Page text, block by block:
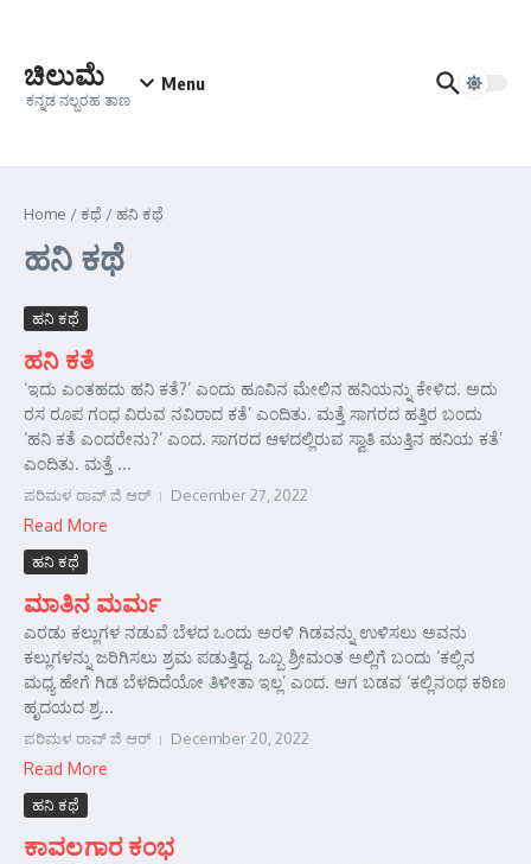
ಚಿಲುಮೆ
ಕನ್ನಡ ನಲ್ಬರಹ ತಾಣ
Menu
Home /ಕಥೆ /ಹನಿ ಕಥೆ
ಹನಿ ಕಥೆ
ಹನಿ ಕಥೆ
ಹನಿ ಕತೆ
‘ಇದು ಎಂತಹದು ಹನಿ ಕತೆ?’ ಎಂದು ಹೂವಿನ ಮೇಲಿನ ಹನಿಯನ್ನು ಕೇಳಿದ. ಅದು
ರಸ ರೂಪ ಗಂಧ ವಿರುವ ನವಿರಾದ ಕತೆ’ ಎಂದಿತು. ಮತ್ತೆ ಸಾಗರದ ಹತ್ತಿರ ಬಂದು
‘ಹನಿ ಕತೆ ಎಂದರೇನು?’ ಎಂದ. ಸಾಗರದ ಆಳದಲ್ಲಿರುವ ಸ್ವಾತಿ ಮುತ್ತಿನ ಹನಿಯ ಕತೆ’
ಎಂದಿತು. ಮತ್ತೆ ...
ಪರಿಮಳ ರಾವ್ ಜಿ ಆರ್‍ December 27, 2022
Read More
ಹನಿ ಕಥೆ
ಮಾತಿನ ಮರ್ಮ
ಎರಡು ಕಲ್ಲುಗಳ ನಡುವೆ ಬೆಳದ ಒಂದು ಅರಳಿ ಗಿಡವನ್ನು ಉಳಿಸಲು ಅವನು
ಕಲ್ಲುಗಳನ್ನು ಜರಿಗಿಸಲು ಶ್ರಮ ಪಡುತ್ತಿದ್ದ. ಒಬ್ಬ ಶ್ರೀಮಂತ ಅಲ್ಲಿಗೆ ಬಂದು ‘ಕಲ್ಲಿನ
ಮಧ್ಯ ಹೇಗೆ ಗಿಡ ಬೆಳದಿದೆಯೋ ತಿಳೀತಾ ಇಲ್ಲ’ ಎಂದ. ಆಗ ಬಡವ ‘ಕಲ್ಲಿನಂಥ ಕಠಿಣ
ಹೃದಯದ ಶ್ರ...
ಪರಿಮಳ ರಾವ್ ಜಿ ಆರ್‍ December 20, 2022
Read More
ಹನಿ ಕಥೆ
ಕಾವಲಗಾರ ಕಂಭ